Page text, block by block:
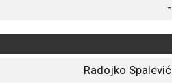
-
Radojko Spalević